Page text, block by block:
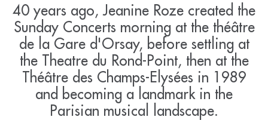
40 years ago, Jeanine Roze created the
Sunday Concerts morning at the théâtre
de la Gare d'Orsay, before settling at
the Theatre du Rond-Point, then at the
Théâtre des Champs-Elysées in 1989
and becoming a landmark in the
Parisian musical landscape.